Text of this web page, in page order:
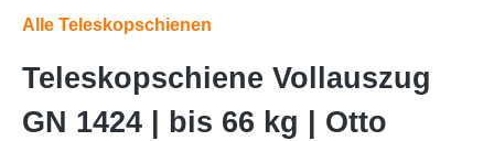
Alle Teleskopschienen
Teleskopschiene Vollauszug
GN 1424 | bis 66 kg | Otto